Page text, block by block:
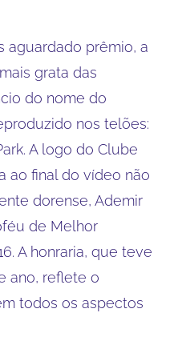
aguardado prêmio, a
grata das
do nome do
nos telões:
A logo do Clube
ao final do vídeo não
dorense, Ademir
de Melhor
A honraria, que teve
ano, reflete o
todos os aspectos